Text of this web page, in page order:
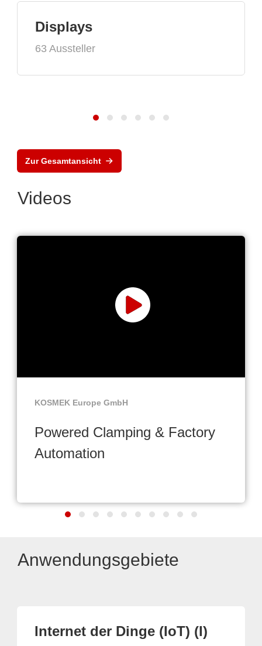
Displays
63 Aussteller
Zur Gesamtansicht
Videos
KOSMEK Europe GmbH
Powered Clamping & Factory
Automation
Anwendungsgebiete
Internet der Dinge (IoT) (I)